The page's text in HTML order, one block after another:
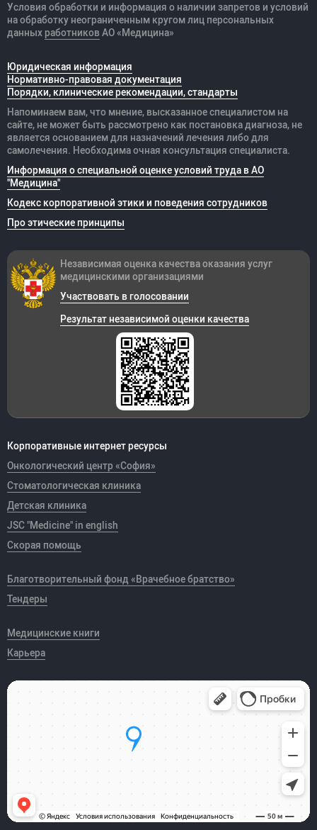
Условия обработки и информация о наличии запретов и условий
на обработку неограниченным кругом лиц персональных
данных работников АО «Медицина»
Юридическая информация
Нормативно-правовая документация
Порядки, клинические рекомендации, стандарты
Напоминаем вам, что мнение, высказанное специалистом на
сайте, не может быть рассмотрено как постановка диагноза, не
является основанием для назначений лечения либо для
самолечения. Необходима очная консультация специалиста.
Информация о специальной оценке условий труда в АО
"Медицина"
Кодекс корпоративной этики и поведения сотрудников
Про этические принципы
Корпоративные интернет ресурсы
Онкологический центр «София»
Стоматологическая клиника
Детская клиника
JSC "Medicine" in english
Скорая помощь
Благотворительный фонд «Врачебное братство»
Тендеры
Медицинские книги
Карьера
Независимая оценка качества оказания услуг
медицинскими организациями
Участвовать в голосовании
Результат независимой оценки качества